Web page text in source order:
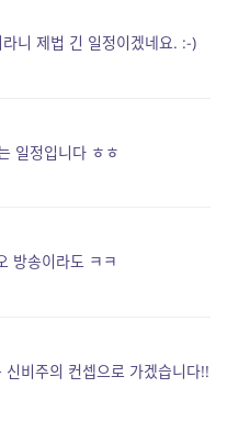
니 제법 긴 일정이겠네요. :-)
일정입니다 ㅎㅎ
방송이라도 ㅋㅋ
비주의 컨셉으로 가겠습니다!!